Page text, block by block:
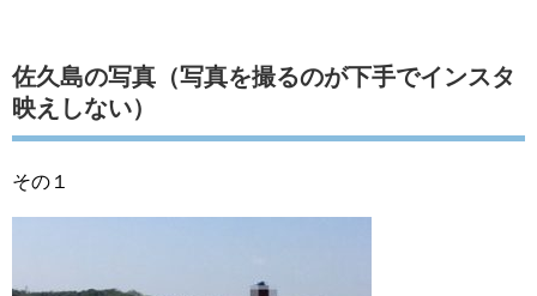
佐久島の写真（写真を撮るのが下手でインスタ
映えしない）
その１